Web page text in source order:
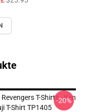
T-Shirts - Ken
T-Shirt TP1405
-20%